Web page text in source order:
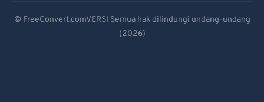
Español
© FreeConvert.comVERSI Semua hak dilindungi undang-undang
(2026)